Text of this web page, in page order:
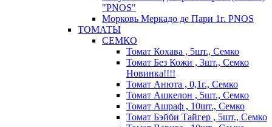
"PNOS"
Морковь Меркадо де Пари 1г. PNOS
ТОМАТЫ
СЕМКО
Томат Кохава , 5шт., Семко
Томат Без Кожи , 3шт., Семко
Новинка!!!!
Томат Анюта , 0,1г., Семко
Томат Ашкелон , 5шт., Семко
Томат Ашраф , 10шт., Семко
Томат Бэйби Тайгер , 5шт., Семко